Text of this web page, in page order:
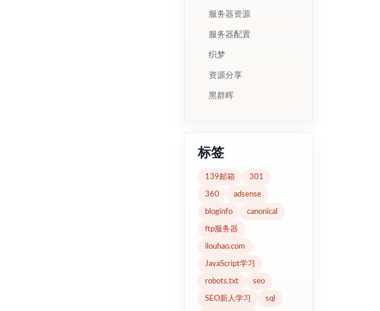
服务器资源
服务器配置
织梦
资源分享
黑群晖
标签
139邮箱 301
360 adsense
bloginfo canonical
ftp服务器
ilouhao.com
JavaScript学习
robots.txt seo
SEO新人学习 sql